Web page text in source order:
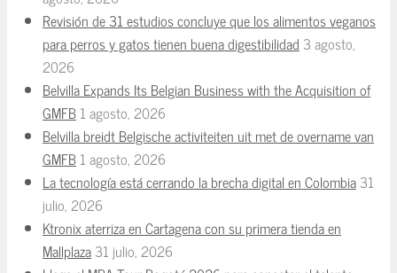
Revisión de 31 estudios concluye que los alimentos veganos
para perros y gatos tienen buena digestibilidad 3 agosto,
2026
Belvilla Expands Its Belgian Business with the Acquisition of
GMFB1 agosto, 2026
Belvilla breidt Belgische activiteiten uit met de overname van
GMFB1 agosto, 2026
La tecnología está cerrando la brecha digital en Colombia31
julio, 2026
Ktronix aterriza en Cartagena con su primera tienda en
Mallplaza31 julio, 2026